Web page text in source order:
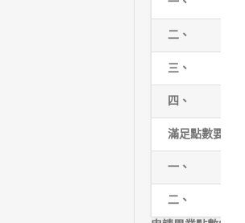
二、
三、
四、
滿足點數要求
一、
二、